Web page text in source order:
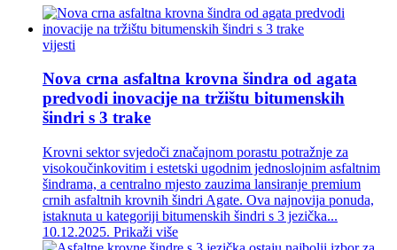
vijesti
Nova crna asfaltna krovna šindra od agata
predvodi inovacije na tržištu bitumenskih
šindri s 3 trake
Krovni sektor svjedoči značajnom porastu potražnje za
visokoučinkovitim i estetski ugodnim jednoslojnim asfaltnim
šindrama, a centralno mjesto zauzima lansiranje premium
crnih asfaltnih krovnih šindri Agate. Ova najnovija ponuda,
istaknuta u kategoriji bitumenskih šindri s 3 jezička...
10.12.2025. Prikaži više